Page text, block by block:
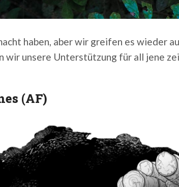
haben, aber wir greifen es wieder
unsere Unterstützung für all jene
(AF)